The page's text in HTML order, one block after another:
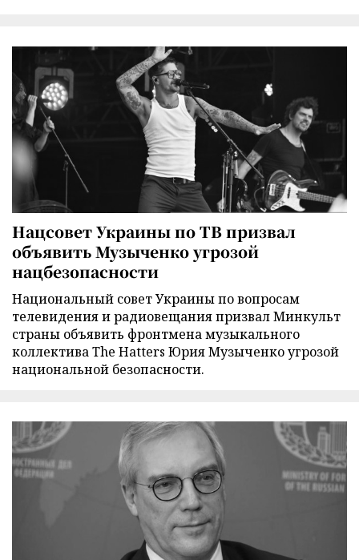
Нацсовет Украины по ТВ призвал
объявить Музыченко угрозой
нацбезопасности
Национальный совет Украины по вопросам
телевидения и радиовещания призвал Минкульт
страны объявить фронтмена музыкального
коллектива The Hatters Юрия Музыченко угрозой
национальной безопасности.